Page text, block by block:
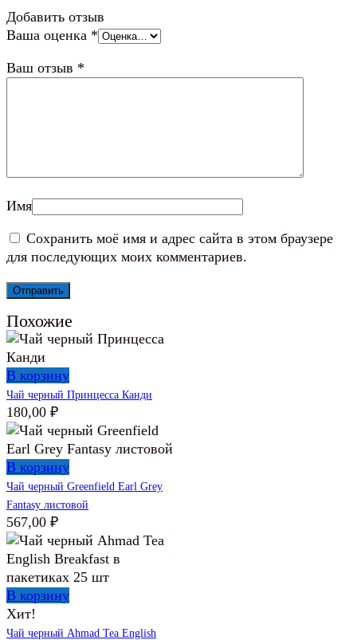
Добавить отзыв
Ваша оценка *
Ваш отзыв *
Имя
Сохранить моё имя и адрес сайта в этом браузере
для последующих моих комментариев.
Похожие
В корзину
Чай черный Принцесса Канди
180,00 ₽
В корзину
Чай черный Greenfield Earl Grey
Fantasy листовой
567,00 ₽
В корзину
Хит!
Чай черный Ahmad Tea English